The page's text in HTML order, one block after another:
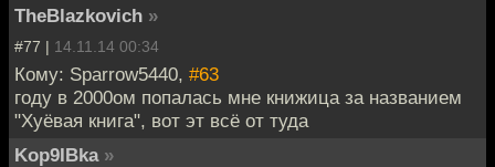
TheBlazkovich »
#77 | 14.11.14 00:34
Кому: Sparrow5440, #63
году в 2000ом попалась мне книжица за названием
"Хуёвая книга", вот эт всё от туда
Kop9IBka »